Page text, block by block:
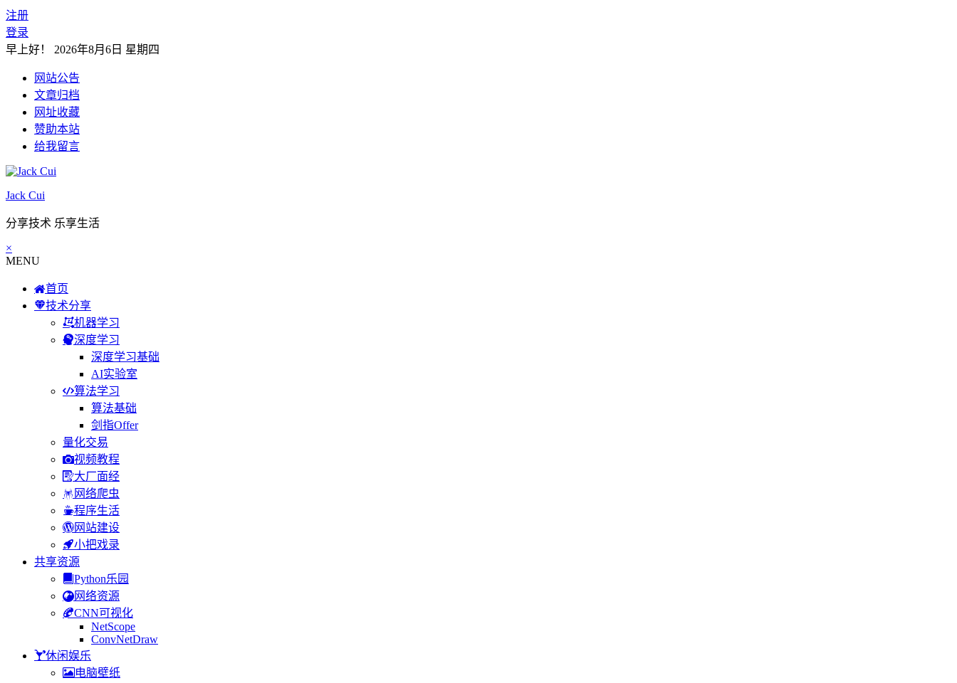
注册
登录
早上好！ 2026年8月6日 星期四
网站公告
文章归档
网址收藏
赞助本站
给我留言
Jack Cui
分享技术 乐享生活
×
MENU
首页
技术分享
机器学习
深度学习
深度学习基础
AI实验室
算法学习
算法基础
剑指Offer
量化交易
视频教程
大厂面经
网络爬虫
程序生活
网站建设
小把戏录
共享资源
Python乐园
网络资源
CNN可视化
NetScope
ConvNetDraw
休闲娱乐
电脑壁纸